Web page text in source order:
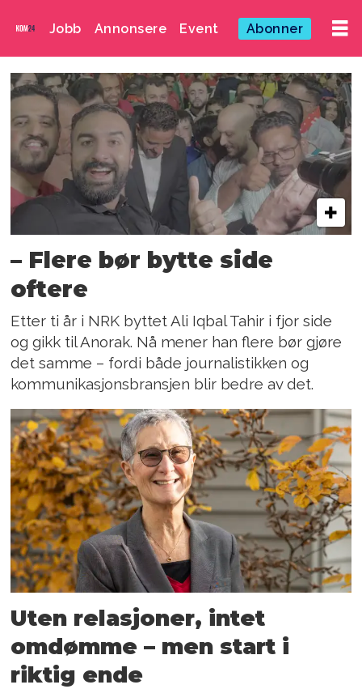
Jobb Annonsere Event Abonner
Emne:
kom24
– Flere bør bytte side
oftere
Etter ti år i NRK byttet Ali Iqbal Tahir i fjor side
og gikk til Anorak. Nå mener han flere bør gjøre
det samme – fordi både journalistikken og
kommunikasjonsbransjen blir bedre av det.
Uten relasjoner, intet
omdømme – men start i
riktig ende